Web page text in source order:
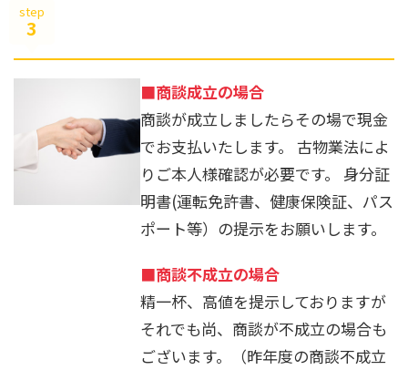
step
3
■商談成立の場合
商談が成立しましたらその場で現金
でお支払いたします。 古物業法によ
りご本人様確認が必要です。 身分証
明書(運転免許書、健康保険証、パス
ポート等）の提示をお願いします。
■商談不成立の場合
精一杯、高値を提示しておりますが
それでも尚、商談が不成立の場合も
ございます。（昨年度の商談不成立